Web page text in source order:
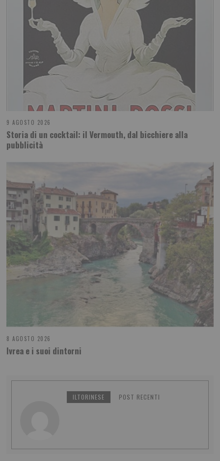
9 AGOSTO 2026
Storia di un cocktail: il Vermouth, dal bicchiere alla
pubblicità
8 AGOSTO 2026
Ivrea e i suoi dintorni
ILTORINESE POST RECENTI